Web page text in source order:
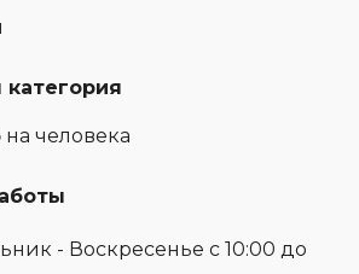
на человека
- Воскресенье с 10:00 до